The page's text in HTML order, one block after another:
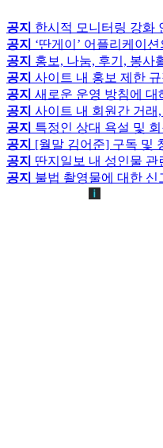
공지 한시적 모니터링 강화
공지 ‘딴게이’ 어플리케이
공지 홍보, 나눔, 후기, 봉사
공지 사이트 내 홍보 제한
공지 새로운 운영 방침에 대
공지 사이트 내 회원간 거래
공지 특정인 상대 욕설 및
공지 [월말 김어준] 구독 및
공지 딴지일보 내 성인물 관
공지 불법 촬영물에 대한 신